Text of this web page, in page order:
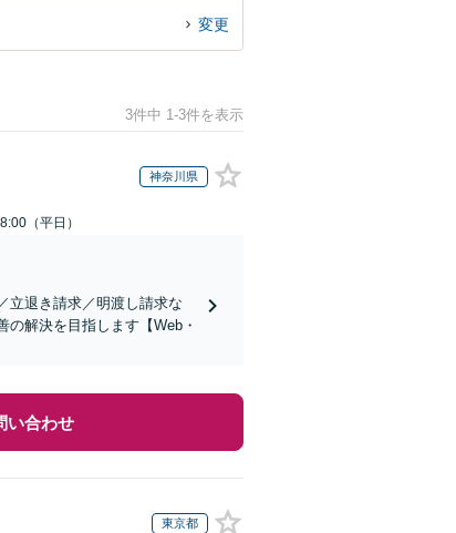
変更
3件中 1-3件を表示
神奈川県
（平日）
立退き請求／明渡し請求な
解決を目指します【Web・
い合わせ
東京都